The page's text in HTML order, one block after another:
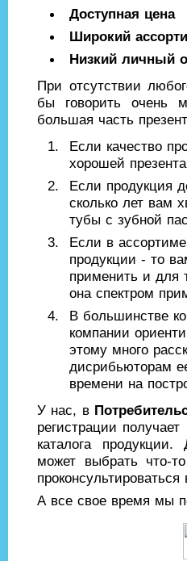
Доступная цена
Широкий
Низкий личный
При отсутствии
бы говорить очень
большая часть
Если качество
хорошей
Если продукция
сколько лет вам
тубы с зубной
Если в
продукции - то
применить и для
она спектром
В большинстве
компании
этому много
дисрибьюторам
времени на
У нас, в
регистрации
каталога
может выбрать что-
А все свое время мы